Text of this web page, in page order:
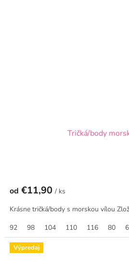
Tričká/body
od €11,90 / ks
Krásne tričká/body s morskou vílou
92
98 104 110 116 80
Výpredaj